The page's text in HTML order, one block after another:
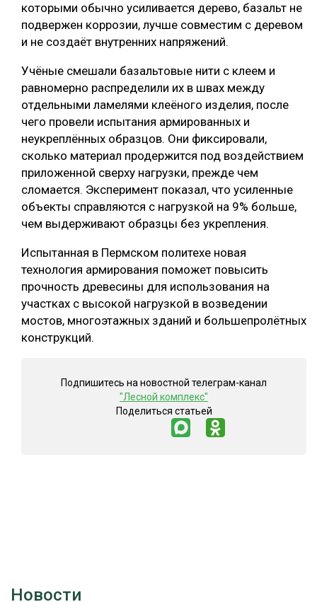
БЕЗОПАСНОЕ ПРОИЗВОДСТВО
СОРТИРОВКА ДРЕВЕСИНЫ
СУШКА ДРЕВЕСИНЫ
МЕБЕЛЬНОЕ ПРОИЗВОДСТВО
которыми обычно усиливается дерево, базальт не
подвержен коррозии, лучше совместим с деревом
и не создаёт внутренних напряжений.
Учёные смешали базальтовые нити с клеем и
равномерно распределили их в швах между
отдельными ламелями клеёного изделия, после
чего провели испытания армированных и
неукреплённых образцов. Они фиксировали,
сколько материал продержится под воздействием
приложенной сверху нагрузки, прежде чем
сломается. Эксперимент показал, что усиленные
объекты справляются с нагрузкой на 9% больше,
чем выдерживают образцы без укрепления.
Испытанная в Пермском политехе новая
технология армирования поможет повысить
прочность древесины для использования на
участках с высокой нагрузкой в возведении
мостов, многоэтажных зданий и большепролётных
конструкций.
Подпишитесь на новостной телеграм-канал
"Лесной комплекс"
Поделиться статьей
Новости